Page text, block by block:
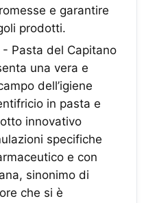
e garantire
prodotti.
- Pasta del Capitano
una vera e
dell’igiene
in pasta e
innovativo
specifiche
e con
sinonimo di
che si è